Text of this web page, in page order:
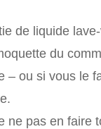
de liquide
du
– ou si vous le
pas en faire